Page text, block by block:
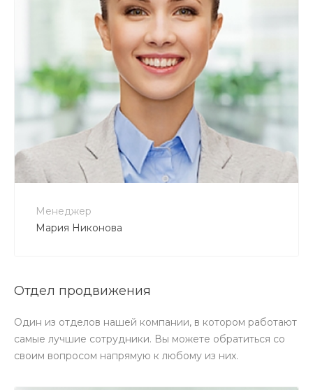
Менеджер
Мария Никонова
+7 800 900-80-90
no-reply@intecweb.ru
Отдел продвижения
Один из отделов нашей компании, в котором работают
самые лучшие сотрудники. Вы можете обратиться со
своим вопросом напрямую к любому из них.